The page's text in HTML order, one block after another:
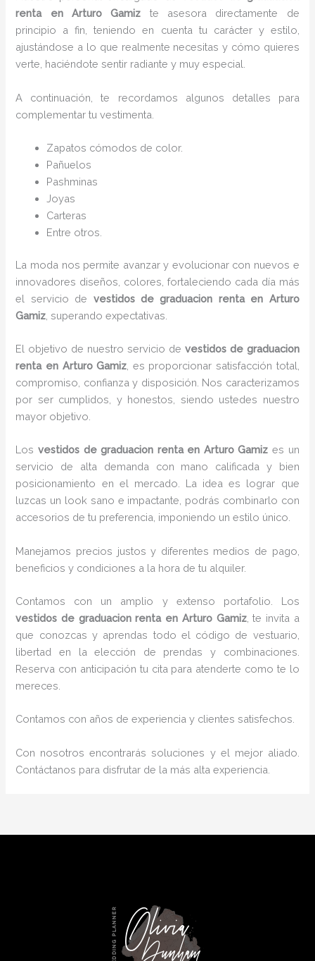
rentaen Arturo Gamiz te asesora directamente de
principio a fin, teniendo en cuenta tu carácter y estilo,
ajustándose a lo que realmente necesitas y cómo quieres
verte, haciéndote sentir radiante y muy especial.
A continuación, te recordamos algunos detalles para
complementar tu vestimenta.
Zapatos cómodos de color.
Pañuelos
Pashminas
Joyas
Carteras
Entre otros.
La moda nos permite avanzar y evolucionar con nuevos e
innovadores diseños, colores, fortaleciendo cada día más
el servicio de vestidos de graduacion renta en Arturo
Gamiz , superando expectativas.
El objetivo de nuestro servicio de vestidos de graduacion
renta en Arturo Gamiz , es proporcionar satisfacción total,
compromiso, confianza y disposición. Nos caracterizamos
por ser cumplidos, y honestos, siendo ustedes nuestro
mayor objetivo.
Losvestidos de graduacion rentaen Arturo Gamiz es un
servicio de alta demanda con mano calificada y bien
posicionamiento en el mercado. La idea es lograr que
luzcas un look sano e impactante, podrás combinarlo con
accesorios de tu preferencia, imponiendo un estilo único.
Manejamos precios justos y diferentes medios de pago,
beneficios y condiciones a la hora de tu alquiler.
Contamos con un amplio y extenso portafolio. Los
vestidos de graduacion renta en Arturo Gamiz, te invita a
que conozcas y aprendas todo el código de vestuario,
libertad en la elección de prendas y combinaciones.
Reserva con anticipación tu cita para atenderte como te lo
mereces.
Contamos con años de experiencia y clientes satisfechos.
Con nosotros encontrarás soluciones y el mejor aliado.
Contáctanos para disfrutar de la más alta experiencia.